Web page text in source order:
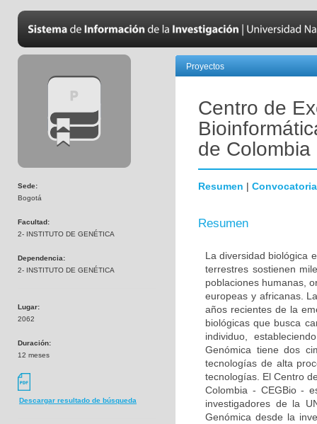
Sede:
Bogotá
Facultad:
2- INSTITUTO DE GENÉTICA
Dependencia:
2- INSTITUTO DE GENÉTICA
Lugar:
2062
Duración:
12 meses
Descargar resultado de búsqueda
Proyectos
Centro de
de Colombia
Resumen | Convocatoria
Resumen
La diversidad biológica
terrestres sostienen
poblaciones humanas,
europeas y africanas.
años recientes de la
biológicas que busca
individuo,
Genómica tiene dos
tecnologías de alta
tecnologías. El Centro
Colombia - CEGBio -
investigadores de la
Genómica desde la